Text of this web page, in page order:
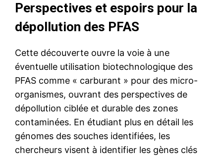
Perspectives et espoirs pour la
dépollution des PFAS
Cette découverte ouvre la voie à une
éventuelle utilisation biotechnologique des
PFAS comme « carburant » pour des micro-
organismes, ouvrant des perspectives de
dépollution ciblée et durable des zones
contaminées. En étudiant plus en détail les
génomes des souches identifiées, les
chercheurs visent à identifier les gènes clés